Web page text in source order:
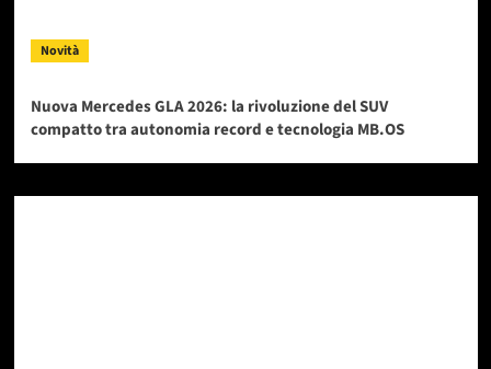
Novità
Nuova Mercedes GLA 2026: la rivoluzione del SUV
compatto tra autonomia record e tecnologia MB.OS